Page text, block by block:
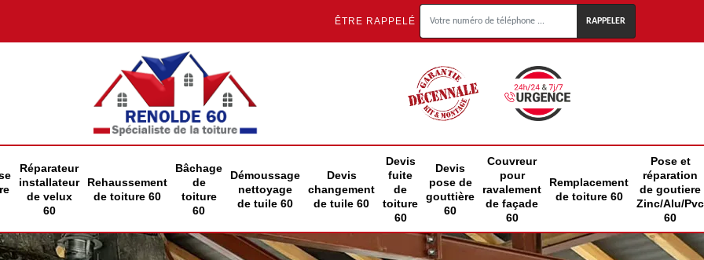
ÊTRE RAPPELÉ
Réparateur
installateur
de velux
60
Rehaussement
de toiture 60
Bâchage
de
toiture
60
Démoussage
nettoyage
de tuile 60
Devis
changement
de tuile 60
Devis
fuite
de
toiture
60
Devis
pose de
gouttière
60
Couvreur
pour
ravalement
de façade
60
Remplacement
de toiture 60
Pose et
réparation
de goutiere
Zinc/Alu/Pvc
60